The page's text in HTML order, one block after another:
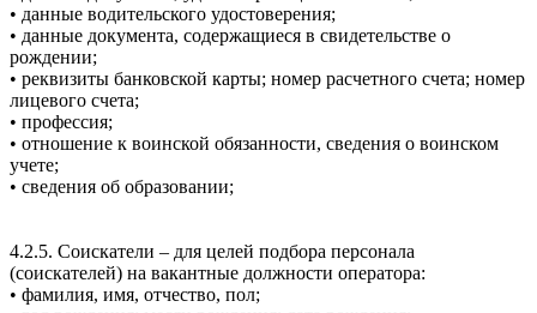
• данные водительского удостоверения;
• данные документа, содержащиеся в свидетельстве о
рождении;
• реквизиты банковской карты; номер расчетного счета; номер
лицевого счета;
• профессия;
• отношение к воинской обязанности, сведения о воинском
учете;
• сведения об образовании;
4.2.5. Соискатели – для целей подбора персонала
(соискателей) на вакантные должности оператора:
• фамилия, имя, отчество, пол;